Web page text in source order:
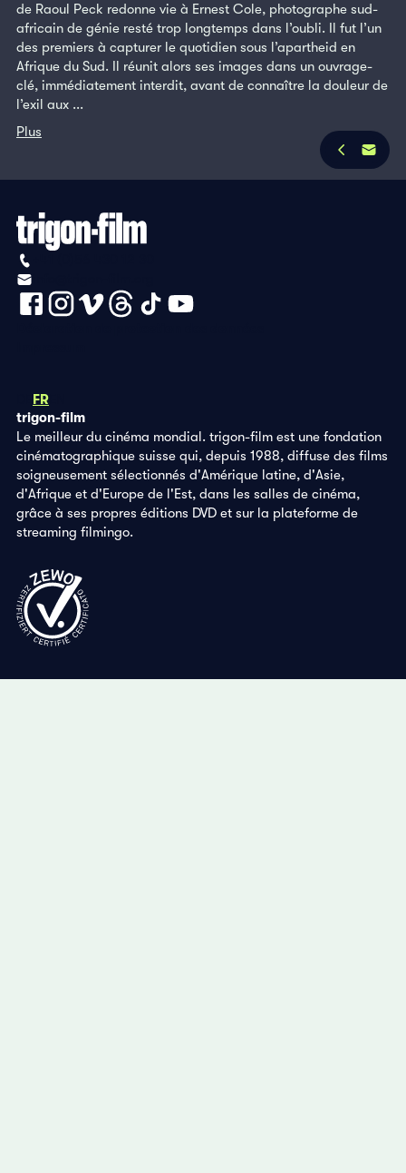
de Raoul Peck redonne vie à Ernest Cole, photographe sud-
africain de génie resté trop longtemps dans l’oubli. Il fut l’un
des premiers à capturer le quotidien sous l’apartheid en
Afrique du Sud. Il réunit alors ses images dans un ouvrage-
clé, immédiatement interdit, avant de connaître la douleur de
l’exil aux ...
Plus
FR
trigon-film
Le meilleur du cinéma mondial. trigon-film est une fondation
cinématographique suisse qui, depuis 1988, diffuse des films
soigneusement sélectionnés d'Amérique latine, d'Asie,
d'Afrique et d'Europe de l'Est, dans les salles de cinéma,
grâce à ses propres éditions DVD et sur la plateforme de
streaming filmingo.